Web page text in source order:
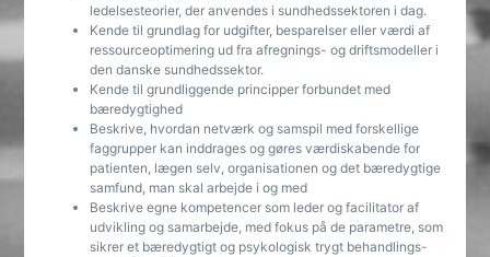
ledelsesteorier, der anvendes i sundhedssektoren i dag.
Kende til grundlag for udgifter, besparelser eller værdi af
ressourceoptimering ud fra afregnings- og driftsmodeller i
den danske sundhedssektor.
Kende til grundliggende principper forbundet med
bæredygtighed
Beskrive, hvordan netværk og samspil med forskellige
faggrupper kan inddrages og gøres værdiskabende for
patienten, lægen selv, organisationen og det bæredygtige
samfund, man skal arbejde i og med
Beskrive egne kompetencer som leder og facilitator af
udvikling og samarbejde, med fokus på de parametre, som
sikrer et bæredygtigt og psykologisk trygt behandlings-